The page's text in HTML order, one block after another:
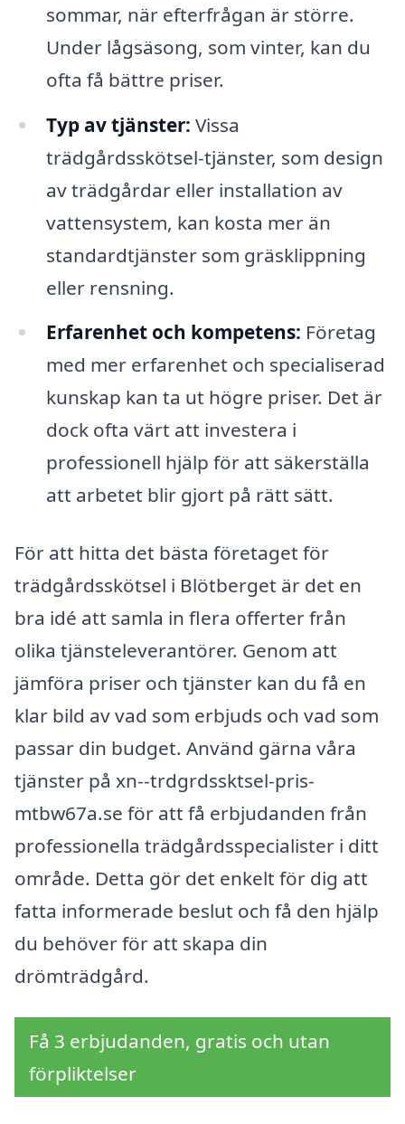
sommar, när efterfrågan är större.
Under lågsäsong, som vinter, kan du
ofta få bättre priser.
Typ av tjänster: Vissa
trädgårdsskötsel-tjänster, som design
av trädgårdar eller installation av
vattensystem, kan kosta mer än
standardtjänster som gräsklippning
eller rensning.
Erfarenhet och kompetens: Företag
med mer erfarenhet och specialiserad
kunskap kan ta ut högre priser. Det är
dock ofta värt att investera i
professionell hjälp för att säkerställa
att arbetet blir gjort på rätt sätt.
För att hitta det bästa företaget för
trädgårdsskötsel i Blötberget är det en
bra idé att samla in flera offerter från
olika tjänsteleverantörer. Genom att
jämföra priser och tjänster kan du få en
klar bild av vad som erbjuds och vad som
passar din budget. Använd gärna våra
tjänster på xn--trdgrdssktsel-pris-
mtbw67a.se för att få erbjudanden från
professionella trädgårdsspecialister i ditt
område. Detta gör det enkelt för dig att
fatta informerade beslut och få den hjälp
du behöver för att skapa din
drömträdgård.
Få 3 erbjudanden, gratis och utan
förpliktelser